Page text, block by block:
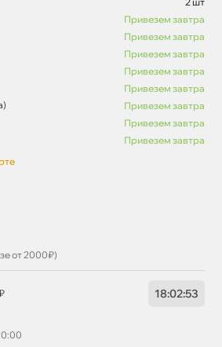
Привезем завтра
Привезем завтра
Привезем завтра
Привезем завтра
Привезем завтра
Привезем завтра
Привезем завтра
Привезем завтра
от 2000₽)
18:02:52